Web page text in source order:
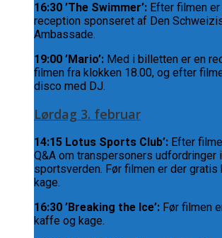
16:30 ’The Swimmer’: Efter filmen
reception sponseret af Den
Ambassade.
19:00 ’Mario’: Med i billetten er en
filmen fra klokken 18.00, og efter
disco med DJ.
Lørdag 3. februar
14:15 Lotus Sports Club’: Efter
Q&A om transpersoners udfordringer i
sportsverden. Før filmen er der
kage.
16:30 ’Breaking the Ice’: Før filmen
kaffe og kage.